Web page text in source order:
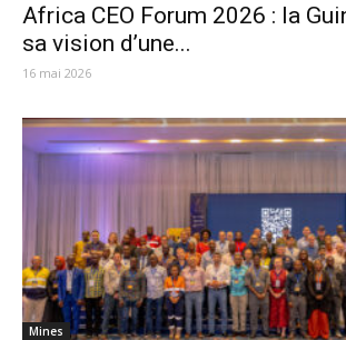
Africa CEO Forum 2026 : la
sa vision d’une...
16 mai 2026
Mines